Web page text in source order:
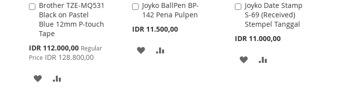
Brother TZE-MQ531
Black on Pastel
Blue 12mm P-touch
Tape
Special
Price
IDR 112.000,00 Regular
Price IDR 128.800,00
Add
to
Cart
ADD
Joyko BallPen BP-
142 Pena Pulpen
IDR 11.500,00
Add
to
Cart
ADD
Joyko Date Stamp
S-69 (Received)
Stempel Tanggal
IDR 11.000,00
Add
to
Cart
ADD